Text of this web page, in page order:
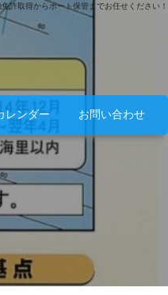
許取得からボート保管までお任せください！
レンダー お問い合わせ